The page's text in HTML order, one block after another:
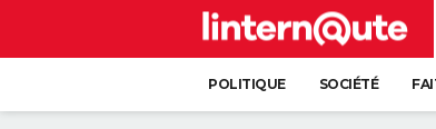
POLITIQUE SOCIÉTÉ